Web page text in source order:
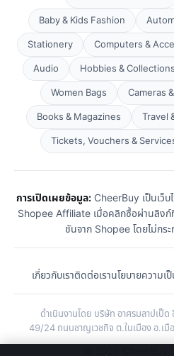
Baby & Kids Fashion
Stationery
Computers &
Audio
Hobbies & Collections
Women Bags
Cameras
Books & Magazines
Travel
Tickets, Vouchers &
การเปิดเผยข้อมูล:CheerBuy เป็นเว็บ
Shopee Affiliate เมื่อคลิกซื้อผ่านลิงก์ที่
ชันจาก Shopee โดยไม่ก
เกี่ยวกับเราติดต่อเรานโยบายความเ
ดำเนินงานโดย บริษัท อาศรมลาปเป็ด
49/24 ถนนชาญเวชกิจ ต.ในเมือง อ.